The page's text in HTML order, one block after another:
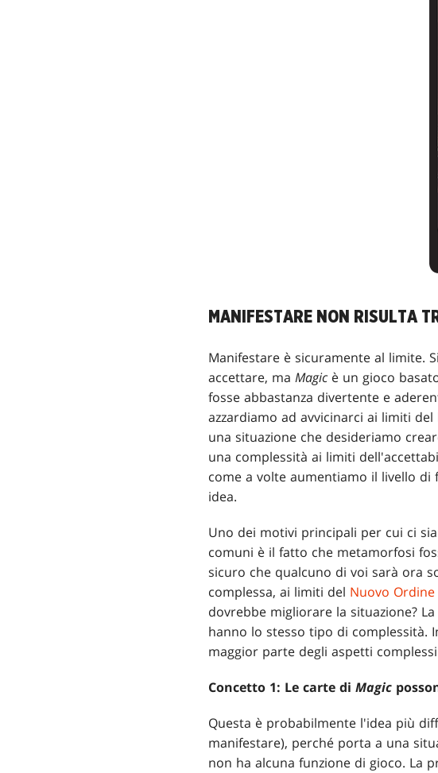
MANIFESTARE NON RISULTA
Manifestare è sicuramente al limite.
accettare, ma Magic è un gioco
fosse abbastanza divertente e
azzardiamo ad avvicinarci ai limiti
una situazione che desideriamo
una complessità ai limiti
come a volte aumentiamo il livello
idea.
Uno dei motivi principali per cui ci
comuni è il fatto che metamorfosi
sicuro che qualcuno di voi sarà ora
complessa, ai limiti del Nuovo
dovrebbe migliorare la situazione?
hanno lo stesso tipo di complessità.
maggior parte degli aspetti
Concetto 1: Le carte di Magic
Questa è probabilmente l'idea più
manifestare), perché porta a una
non ha alcuna funzione di gioco. La